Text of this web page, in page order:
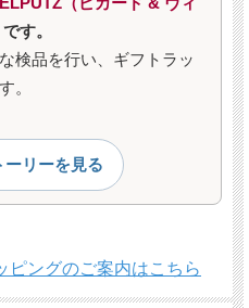
です。
検品を行い、ギフトラッ
。
ーリーを見る
ピングのご案内はこちら